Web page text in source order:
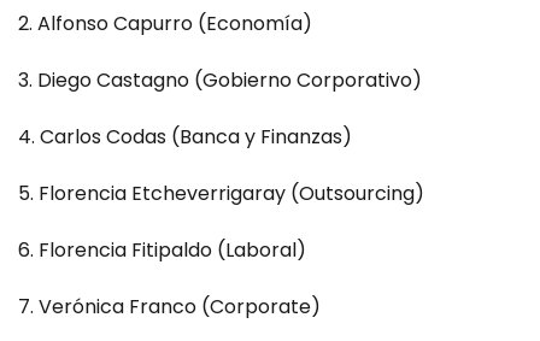
Alfonso Capurro (Economía)
Diego Castagno (Gobierno Corporativo)
Carlos Codas (Banca y Finanzas)
Florencia Etcheverrigaray (Outsourcing)
Florencia Fitipaldo (Laboral)
Verónica Franco (Corporate)